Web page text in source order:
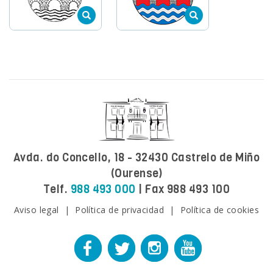
Avda. do Concello, 18 - 32430 Castrelo de Miño
(Ourense)
Telf. 988 493 000 | Fax 988 493 100
Aviso legal | Política de privacidad | Política de cookies